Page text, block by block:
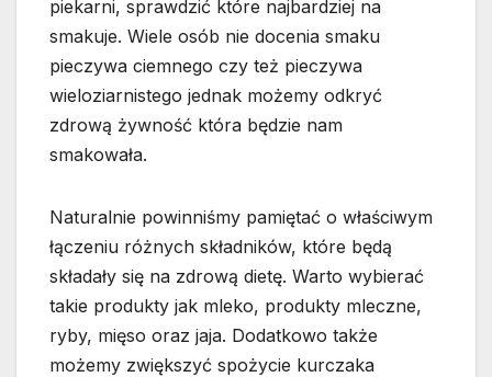
piekarni, sprawdzić które najbardziej na
smakuje. Wiele osób nie docenia smaku
pieczywa ciemnego czy też pieczywa
wieloziarnistego jednak możemy odkryć
zdrową żywność która będzie nam
smakowała.
Naturalnie powinniśmy pamiętać o właściwym
łączeniu różnych składników, które będą
składały się na zdrową dietę. Warto wybierać
takie produkty jak mleko, produkty mleczne,
ryby, mięso oraz jaja. Dodatkowo także
możemy zwiększyć spożycie kurczaka